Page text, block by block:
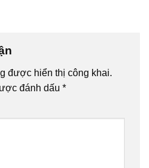
được hiển thị công khai.
đánh dấu *